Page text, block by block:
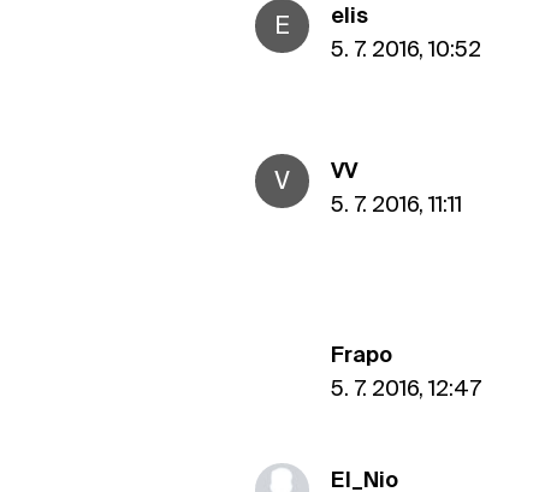
E
elis
5. 7. 2016, 10:52
V
VV
5. 7. 2016, 11:11
Frapo
5. 7. 2016, 12:47
El_Nio